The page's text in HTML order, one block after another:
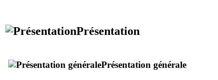
Présentation
Présentation générale